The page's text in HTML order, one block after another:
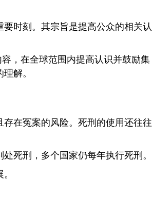
时刻。其宗旨是提高公众的相关认
，在全球范围内提高认识并鼓励集
解。
在冤案的风险。死刑的使用还往往
死刑，多个国家仍每年执行死刑。